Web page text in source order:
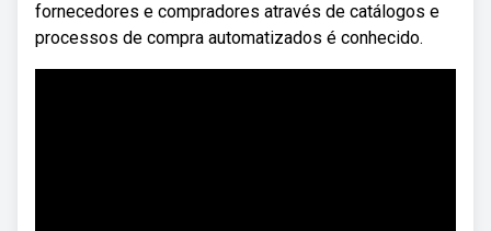
fornecedores e compradores através de catálogos e
processos de compra automatizados é conhecido.